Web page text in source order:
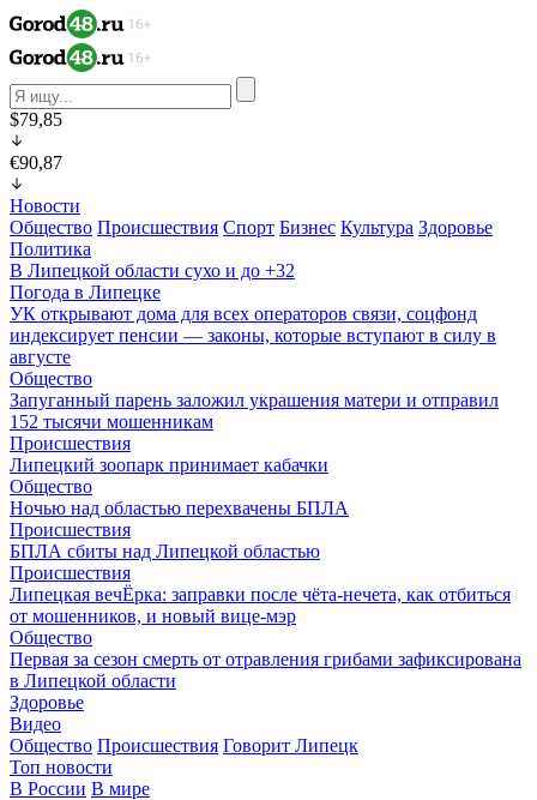
$79,85
€90,87
Новости
Общество Происшествия Спорт Бизнес Культура Здоровье
Политика
В Липецкой области сухо и до +32
Погода в Липецке
УК открывают дома для всех операторов связи, соцфонд
индексирует пенсии — законы, которые вступают в силу в
августе
Общество
Запуганный парень заложил украшения матери и отправил
152 тысячи мошенникам
Происшествия
Липецкий зоопарк принимает кабачки
Общество
Ночью над областью перехвачены БПЛА
Происшествия
БПЛА сбиты над Липецкой областью
Происшествия
Липецкая вечЁрка: заправки после чёта-нечета, как отбиться
от мошенников, и новый вице-мэр
Общество
Первая за сезон смерть от отравления грибами зафиксирована
в Липецкой области
Здоровье
Видео
Общество Происшествия Говорит Липецк
Топ новости
В России В мире